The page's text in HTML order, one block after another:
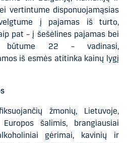
vertintume disponuojamąsias
į pajamas iš turto,
pat – į šešėlines pajamas bei
būtume 22 – vadinasi,
iš esmės atitinka kainų lygį
žmonių, Lietuvoje,
šalimis, brangiausiai
gėrimai, kavinių ir